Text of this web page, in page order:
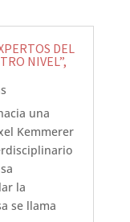
DEL
NIVEL”,
una
Kemmerer
la
se llama